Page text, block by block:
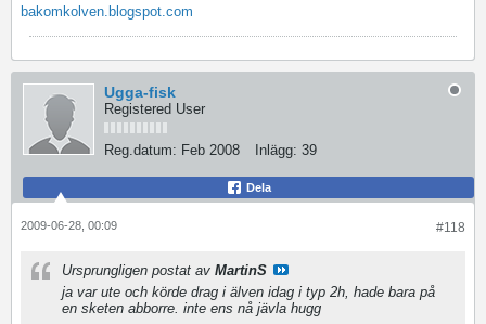
bakomkolven.blogspot.com
Ugga-fisk
Registered User
Reg.datum: Feb 2008 Inlägg: 39
Dela
#118
2009-06-28, 00:09
Ursprungligen postat av MartinS
ja var ute och körde drag i älven idag i typ 2h, hade bara på
en sketen abborre. inte ens nå jävla hugg